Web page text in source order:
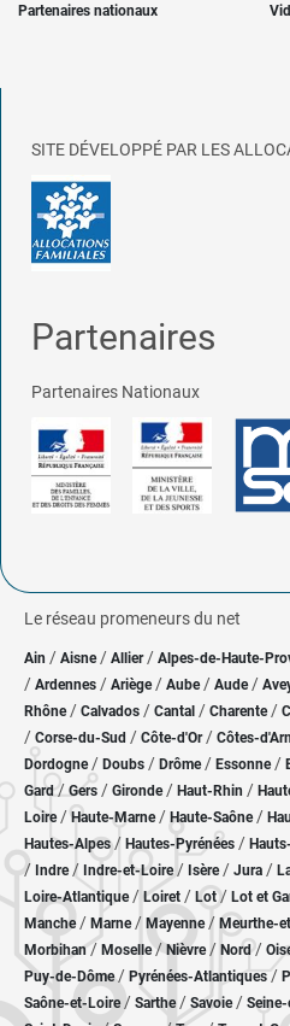
Partenaires nationaux
SITE DÉVELOPPÉ PAR LES
Partenaires
Partenaires Nationaux
Le réseau promeneurs du net
Ain / Aisne/ Allier/ Alpes-de-Haute-
/ Ardennes / Ariège/ Aube/ Aude /
Rhône/ Calvados / Cantal / Charente /
/ Corse-du-Sud / Côte-d'Or / Côtes-
Dordogne/ Doubs / Drôme/ Essonne /
Gard/Gers / Gironde/ Haut-Rhin /
Loire/Haute-Marne/ Haute-Saône/
Hautes-Alpes/ Hautes-Pyrénées /
/ Indre/ Indre-et-Loire/ Isère/ Jura /
Loire-Atlantique/ Loiret / Lot/ Lot et
Manche/ Marne/ Mayenne/ Meurthe-
Morbihan/ Moselle/ Nièvre / Nord/
Puy-de-Dôme/ Pyrénées-Atlantiques /
Saône-et-Loire/ Sarthe/ Savoie/